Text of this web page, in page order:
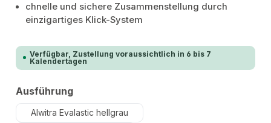
chnelle und sichere Zusammenstellung durch
einzigartiges Klick-System
Verfügbar, Zustellung voraussichtlich in 6 bis 7
Kalendertagen
Ausführungauswählen
Alwitra Evalastic hellgrau